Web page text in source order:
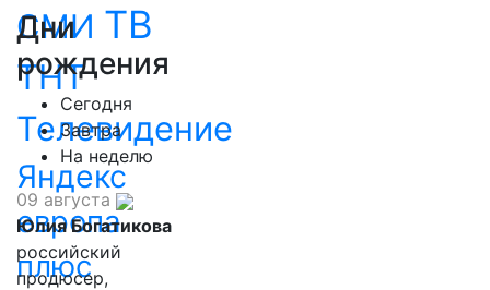
СМИ ТВ
ТНТ
Телевидение
Яндекс
европа
плюс
Дни
рождения
Сегодня
Завтра
На неделю
09 августа
Юлия Богатикова
российский
продюсер,